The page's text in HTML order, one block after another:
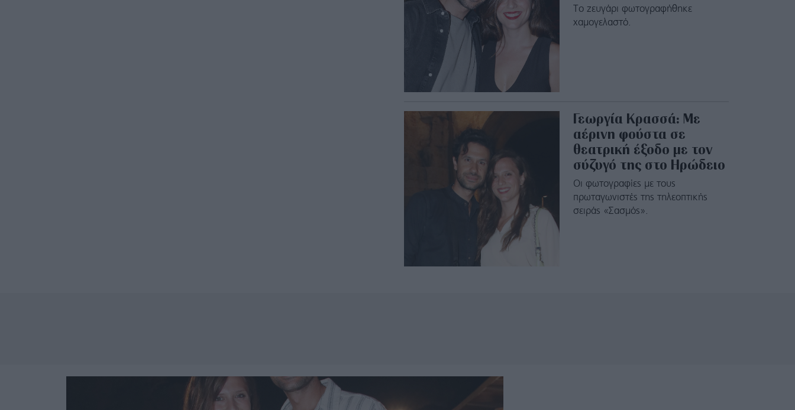
Το ζευγάρι φωτογραφήθηκε
χαμογελαστό.
Γεωργία Κρασσά: Με
αέρινη φούστα σε
θεατρική έξοδο με τον
σύζυγό της στο Ηρώδειο
Οι φωτογραφίες με τους
πρωταγωνιστές της τηλεοπτικής
σειράς «Σασμός».